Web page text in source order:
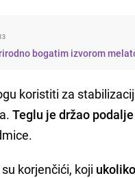
bogatim izvorom
koristiti za
Teglu je držao
korjenčići, koji